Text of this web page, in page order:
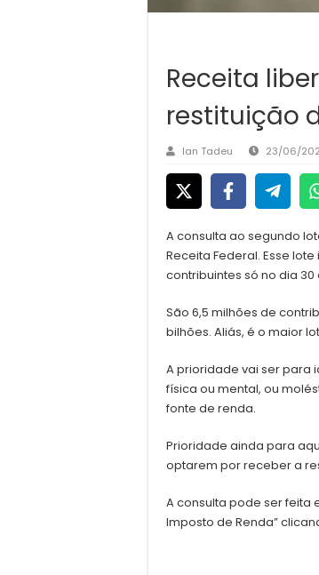
Receita
restituição
Ian Tadeu 23/06/
A consulta ao segundo
Receita Federal. Esse
contribuintes só no dia 30
São 6,5 milhões de
bilhões. Aliás, é o maior
A prioridade vai ser para
física ou mental, ou
fonte de renda.
Prioridade ainda para
optarem por receber a
A consulta pode ser feita
Imposto de Renda”